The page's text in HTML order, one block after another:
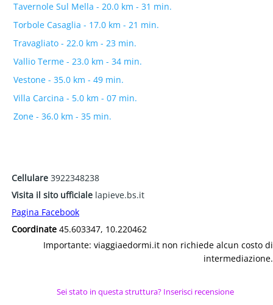
Tavernole Sul Mella - 20.0 km - 31 min.
Torbole Casaglia - 17.0 km - 21 min.
Travagliato - 22.0 km - 23 min.
Vallio Terme - 23.0 km - 34 min.
Vestone - 35.0 km - 49 min.
Villa Carcina - 5.0 km - 07 min.
Zone - 36.0 km - 35 min.
Cellulare 3922348238
Visita il sito ufficiale lapieve.bs.it
Pagina Facebook
Coordinate 45.603347, 10.220462
Importante: viaggiaedormi.it non richiede alcun costo di
intermediazione.
Sei stato in questa struttura? Inserisci recensione